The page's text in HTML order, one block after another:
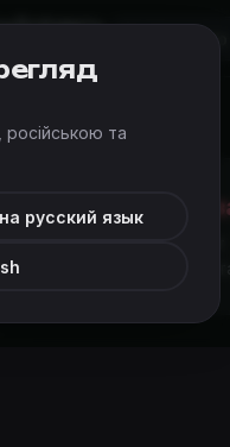
Добавить
Квест
та
русский язык